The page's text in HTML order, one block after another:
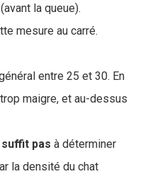
la queue).
mesure au carré.
entre 25 et 30. En
maigre, et au-dessus
pas à déterminer
la densité du chat